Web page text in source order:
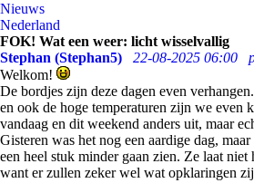
Nieuws
Nederland
FOK! Wat een weer: licht wisselvallig
Stephan (Stephan5)
22-08-2025 06:00
Welkom!
De bordjes zijn deze dagen even
en ook de hoge temperaturen zijn we even
vandaag en dit weekend anders uit, maar
Gisteren was het nog een aardige dag,
een heel stuk minder gaan zien. Ze laat niet
want er zullen zeker wel wat opklaringen